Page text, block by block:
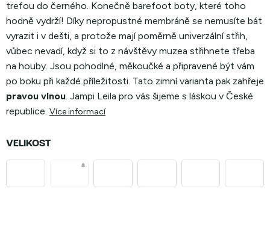
trefou do černého. Konečně barefoot boty, které toho
hodně vydrží! Díky nepropustné membráně se nemusíte bát
vyrazit i v dešti, a protože mají poměrně univerzální střih,
vůbec nevadí, když si to z návštěvy muzea střihnete třeba
na houby. Jsou pohodlné, měkoučké a připravené být vám
po boku při každé příležitosti. Tato zimní varianta pak zahřeje
pravou vlnou. Jampi Leila pro vás šijeme s láskou v České
republice. Více informací
VELIKOST